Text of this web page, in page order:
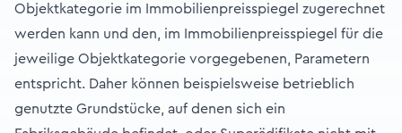
Objektkategorie im Immobilienpreisspiegel zugerechnet
werden kann und den, im Immobilienpreisspiegel für die
jeweilige Objektkategorie vorgegebenen, Parametern
entspricht. Daher können beispielsweise betrieblich
genutzte Grundstücke, auf denen sich ein